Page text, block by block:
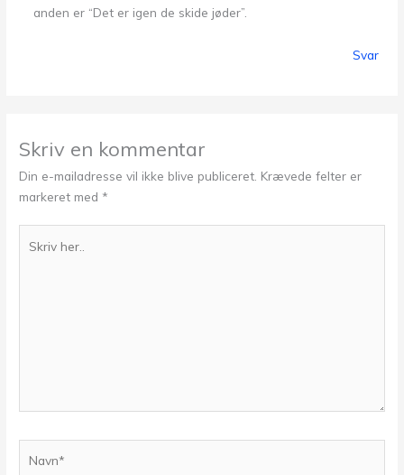
anden er “Det er igen de skide jøder”.
Svar
Skriv en kommentar
Din e-mailadresse vil ikke blive publiceret. Krævede felter er
markeret med *
her..